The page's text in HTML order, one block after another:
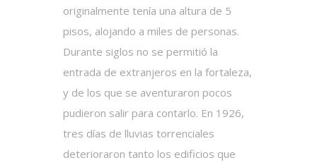
originalmente tenía una altura de 5
pisos, alojando a miles de personas.
Durante siglos no se permitió la
entrada de extranjeros en la fortaleza,
y de los que se aventuraron pocos
pudieron salir para contarlo. En 1926,
tres días de lluvias torrenciales
deterioraron tanto los edificios que